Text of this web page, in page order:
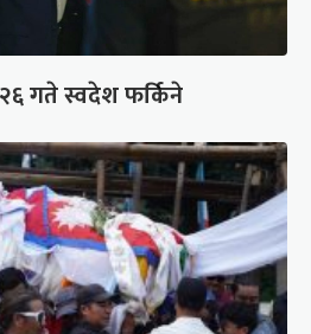
गते स्वदेश फर्किने